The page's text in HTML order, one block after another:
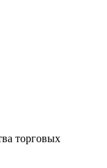
торговых